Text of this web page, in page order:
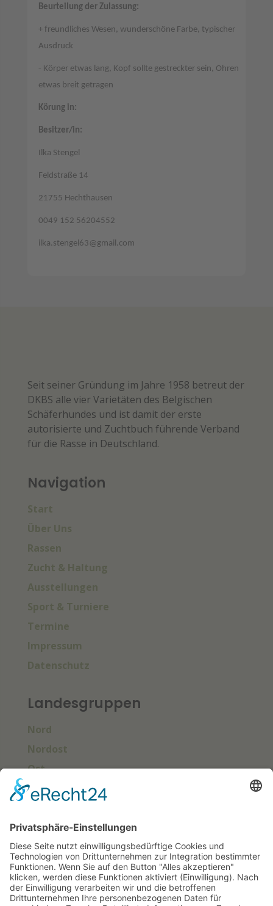
Beurteilung der Zulassung:
+ freundliches Wesen, wunderschöne Farbe, typischer
Ausdruck
- Körper etwas lang, Kopf sollte gestreckter sein, Ohren
etwas breit getragen
Körung in:
Besitzer/in:
Ilka Stengel
Feldstraße 14
21755 Hechthausen
0049 152 56204552
ilka.stengel63@gmail.com
Seit seiner Gründung im Jahre 1958 betreut der
DKBS alle vier Varietäten des Belgischen
Schäferhundes und ist damit der erste
autorisierte und Zuchtbuch führende Verband
für die Rasse in Deutschland.
Navigation
Start
Über Uns
Rassen
Zucht & Haltung
Ausstellungen
Sport & Turniere
Termine
Impressum
Datenschutz
Landesgruppen
Nord
Nordost
Ost
Süd
West